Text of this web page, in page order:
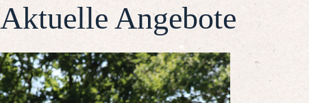
Aktuelle Angebote